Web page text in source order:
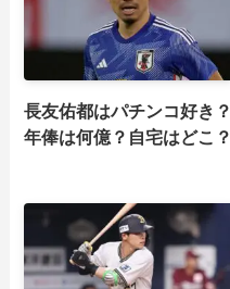
長友佑都はパチンコ好き？
年俸は何億？自宅はどこ？